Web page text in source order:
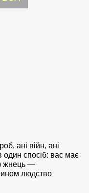
ані війн, ані
спосіб: вас має
жнець —
людство